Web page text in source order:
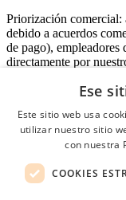
Priorización comercial:
debido a acuerdos
de pago), empleadores
directamente por
Acceso empresas
Contraseña
Ese
Este sitio web usa
utilizar nuestro sitio
con nuestra
COOKIES